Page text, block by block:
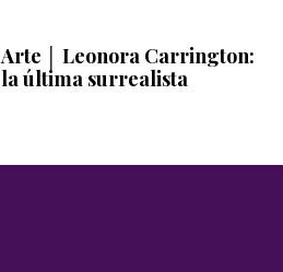
Arte │ Leonora Carrington:
la última surrealista